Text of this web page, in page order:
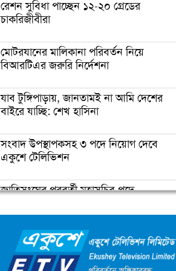
এসআই আকবরের ৭ দিনের রিমান্ড মঞ্জুর
আদেশ স্থগিত
জঙ্গি আস্তানা সন্দেহে সিরাজগঞ্জে অভিযানে
র‌্যাব
মাদক মামলায় পাপিয়া দম্পতির বিরুদ্ধে
রেশন সুবিধা পাচ্ছেন ১২-২০ গ্রেডের
চাকরিজীবীরা
মোটরযানের মালিকানা পরিবর্তন নিয়ে
বিআরটিএর জরুরি নির্দেশনা
যাব টুঙ্গিপাড়ায়, জানতামই না আমি দেশের
বাইরে যাচ্ছি: শেখ হাসিনা
সংবাদ উপস্থাপকসহ ৩ পদে নিয়োগ দেবে
একুশে টেলিভিশন
জাতিসংঘের পরবর্তী মহাসচিব পদে
ক্যাম্পাস অ্যাম্বাসেডর নিয়োগ দিচ্ছে একুশে
টেলিভিশন